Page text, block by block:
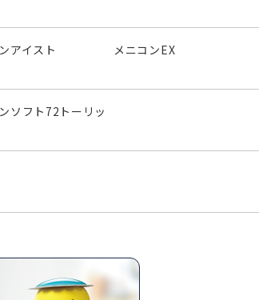
アイスト メニコンEX
ソフト72トーリッ